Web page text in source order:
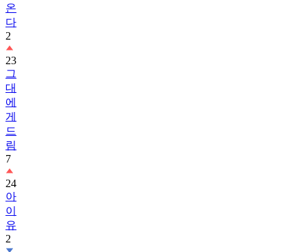
온
다
2
23
그
대
에
게
드
림
7
24
아
이
유
2